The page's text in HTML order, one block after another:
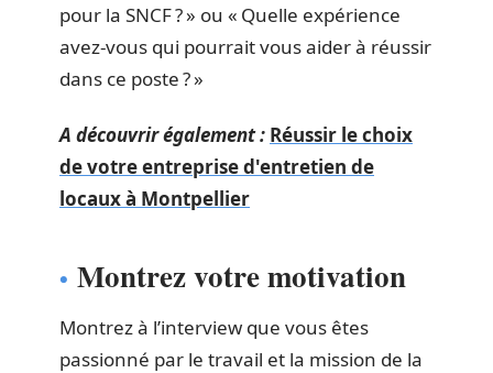
pour la SNCF ? » ou « Quelle expérience
avez-vous qui pourrait vous aider à réussir
dans ce poste ? »
A découvrir également : Réussir le choix
de votre entreprise d'entretien de
locaux à Montpellier
Montrez votre motivation
Montrez à l’interview que vous êtes
passionné par le travail et la mission de la